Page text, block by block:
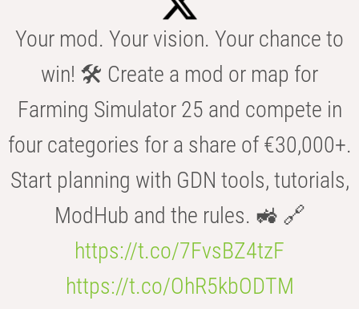
Your mod. Your vision. Your chance to
win! 🛠️ Create a mod or map for
Farming Simulator 25 and compete in
four categories for a share of €30,000+.
Start planning with GDN tools, tutorials,
ModHub and the rules. 🚜 🔗
https://t.co/7FvsBZ4tzF
https://t.co/OhR5kbODTM